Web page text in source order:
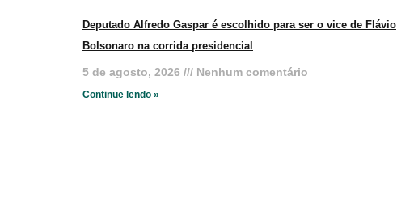
Deputado Alfredo Gaspar é escolhido para ser o vice de Flávio
Bolsonaro na corrida presidencial
5 de agosto, 2026 Nenhum comentário
Continue lendo »